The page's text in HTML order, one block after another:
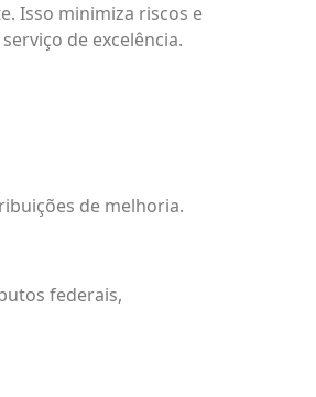
Isso minimiza riscos e
de excelência.
de melhoria.
federais,